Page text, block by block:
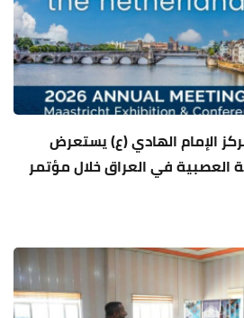
الإمام الهادي (ع) يستعرض
العصبية في العراق خلال مؤتمر